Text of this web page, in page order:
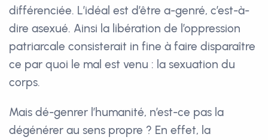
différenciée. L’idéal est d’être a-genré, c’est-à-
dire asexué. Ainsi la libération de l’oppression
patriarcale consisterait in fine à faire disparaître
ce par quoi le mal est venu : la sexuation du
corps.
Mais dé-genrer l’humanité, n’est-ce pas la
dégénérer au sens propre ? En effet, la